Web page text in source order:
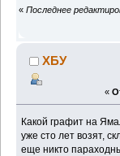
« Последнее
ХБУ
«
Какой графит на
уже сто лет возят,
еще никто